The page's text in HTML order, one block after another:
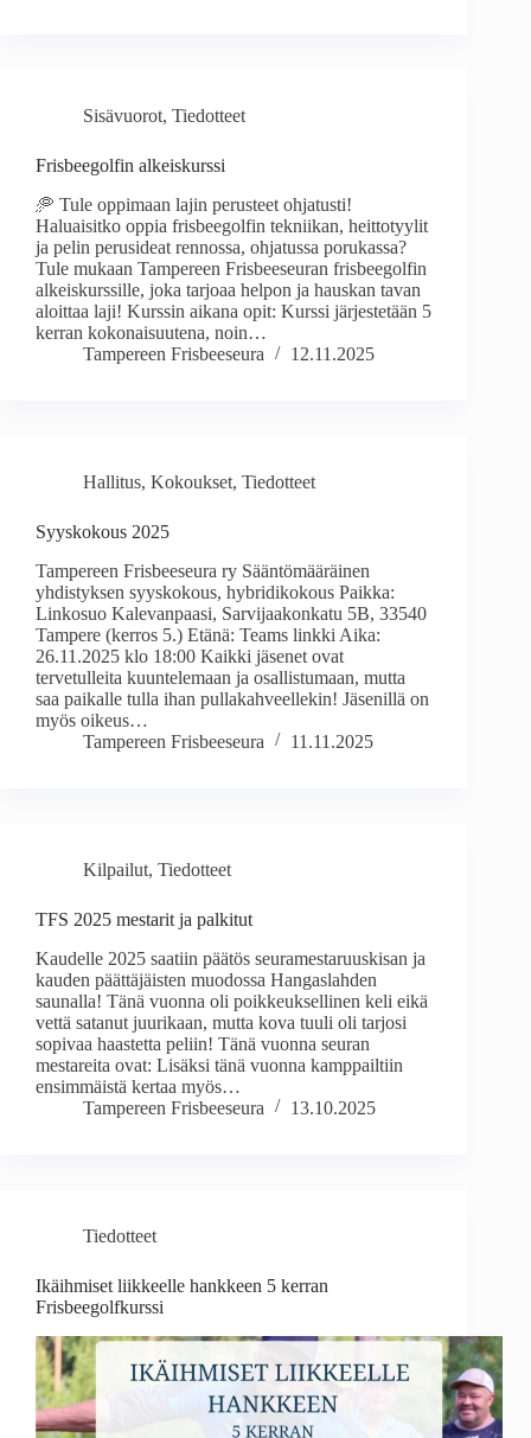
Sisävuorot, Tiedotteet
Frisbeegolfin alkeiskurssi
🥏 Tule oppimaan lajin perusteet ohjatusti!
Haluaisitko oppia frisbeegolfin tekniikan, heittotyylit
ja pelin perusideat rennossa, ohjatussa porukassa?
Tule mukaan Tampereen Frisbeeseuran frisbeegolfin
alkeiskurssille, joka tarjoaa helpon ja hauskan tavan
aloittaa laji! Kurssin aikana opit: Kurssi järjestetään 5
kerran kokonaisuutena, noin…
Tampereen Frisbeeseura
12.11.2025
Hallitus, Kokoukset, Tiedotteet
Syyskokous 2025
Tampereen Frisbeeseura ry Sääntömääräinen
yhdistyksen syyskokous, hybridikokous Paikka:
Linkosuo Kalevanpaasi, Sarvijaakonkatu 5B, 33540
Tampere (kerros 5.) Etänä: Teams linkki Aika:
26.11.2025 klo 18:00 Kaikki jäsenet ovat
tervetulleita kuuntelemaan ja osallistumaan, mutta
saa paikalle tulla ihan pullakahveellekin! Jäsenillä on
myös oikeus…
Tampereen Frisbeeseura
11.11.2025
Kilpailut, Tiedotteet
TFS 2025 mestarit ja palkitut
Kaudelle 2025 saatiin päätös seuramestaruuskisan ja
kauden päättäjäisten muodossa Hangaslahden
saunalla! Tänä vuonna oli poikkeuksellinen keli eikä
vettä satanut juurikaan, mutta kova tuuli oli tarjosi
sopivaa haastetta peliin! Tänä vuonna seuran
mestareita ovat: Lisäksi tänä vuonna kamppailtiin
ensimmäistä kertaa myös…
Tampereen Frisbeeseura
13.10.2025
Tiedotteet
Ikäihmiset liikkeelle hankkeen 5 kerran
Frisbeegolfkurssi